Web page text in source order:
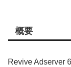
概要
Revive Adserver